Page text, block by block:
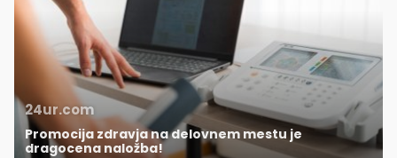
24ur.com
Promocija zdravja na delovnem mestu je
dragocena naložba!